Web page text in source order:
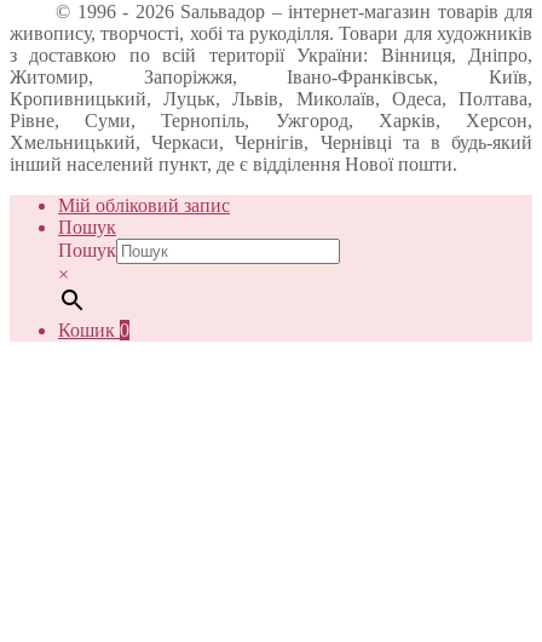
© 1996 - 2026 Sальвадор – інтернет-магазин товарів для
живопису, творчості, хобі та рукоділля. Товари для художників
з доставкою по всій території України: Вінниця, Дніпро,
Житомир, Запоріжжя, Івано-Франківськ, Київ,
Кропивницький, Луцьк, Львів, Миколаїв, Одеса, Полтава,
Рівне, Суми, Тернопіль, Ужгород, Харків, Херсон,
Хмельницький, Черкаси, Чернігів, Чернівці та в будь-який
інший населений пункт, де є відділення Нової пошти.
Мій обліковий запис
Пошук
Пошук
×
Кошик 0